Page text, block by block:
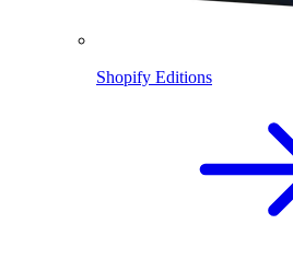
Shopify Editions